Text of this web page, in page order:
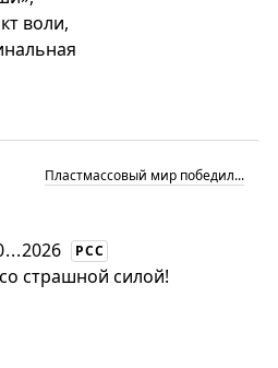
воли,
Пластмассовый мир победил...
...2026 РСС
страшной силой!